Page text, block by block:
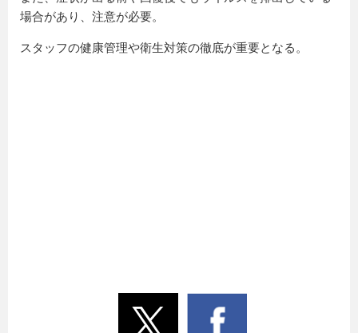
場合があり、注意が必要。
スタッフの健康管理や衛生対策の徹底が重要となる。